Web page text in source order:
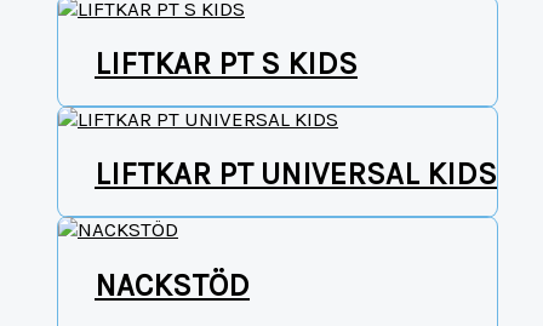
LIFTKAR PT S KIDS
LIFTKAR PT UNIVERSAL KIDS
NACKSTÖD